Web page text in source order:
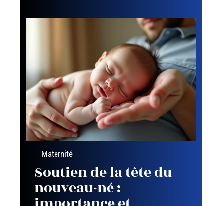
Maternité
Soutien de la tête du
nouveau-né :